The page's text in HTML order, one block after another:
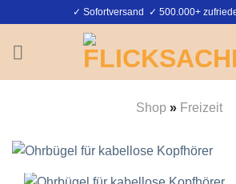
springen
✓ Sofortversand ✓ 500.000+
Shop » Freizeit